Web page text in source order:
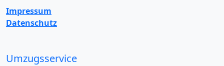
Impressum
Datenschutz
Umzugsservice